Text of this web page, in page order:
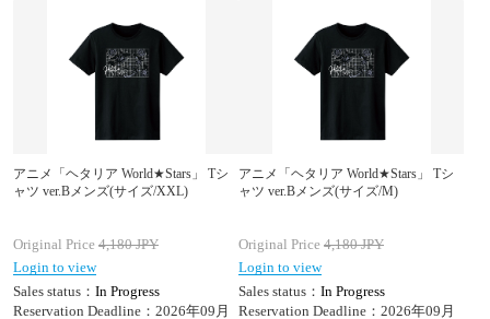
アニメ「ヘタリア World★Stars」 Tシ
ャツ ver.Bメンズ(サイズ/XXL)
Original Price 4,180JPY
Login to view
Sales status： In Progress
Reservation Deadline：2026年09月
アニメ「ヘタリア World★Stars」 Tシ
ャツ ver.Bメンズ(サイズ/M)
Original Price 4,180JPY
Login to view
Sales status： In Progress
Reservation Deadline：2026年09月